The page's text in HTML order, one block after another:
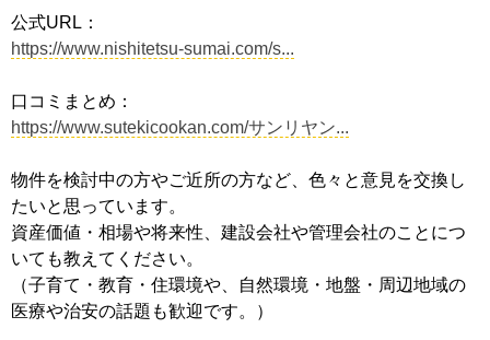
公式URL：
https://www.nishitetsu-sumai.com/s...
口コミまとめ：
https://www.sutekicookan.com/サンリヤン...
物件を検討中の方やご近所の方など、色々と意見を交換し
たいと思っています。
資産価値・相場や将来性、建設会社や管理会社のことにつ
いても教えてください。
（子育て・教育・住環境や、自然環境・地盤・周辺地域の
医療や治安の話題も歓迎です。）